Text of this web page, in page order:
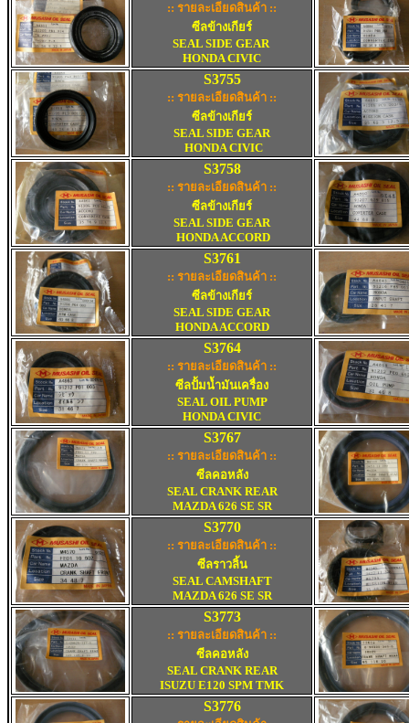
:: รายละเอียดสินค้า ::
ซีลข้างเกียร์
SEAL SIDE GEAR
HONDA CIVIC
S3755
:: รายละเอียดสินค้า ::
ซีลข้างเกียร์
SEAL SIDE GEAR
HONDA CIVIC
S3758
:: รายละเอียดสินค้า ::
ซีลข้างเกียร์
SEAL SIDE GEAR
HONDA ACCORD
S3761
:: รายละเอียดสินค้า ::
ซีลข้างเกียร์
SEAL SIDE GEAR
HONDA ACCORD
S3764
:: รายละเอียดสินค้า ::
ซีลปั้มน้ำมันเครื่อง
SEAL OIL PUMP
HONDA CIVIC
S3767
:: รายละเอียดสินค้า ::
ซีลคอหลัง
SEAL CRANK REAR
MAZDA 626 SE SR
S3770
:: รายละเอียดสินค้า ::
ซีลราวลิ้น
SEAL CAMSHAFT
MAZDA 626 SE SR
S3773
:: รายละเอียดสินค้า ::
ซีลคอหลัง
SEAL CRANK REAR
ISUZU E120 SPM TMK
S3776